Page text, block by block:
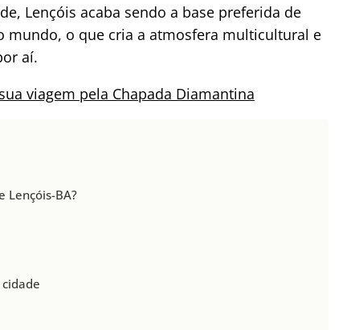
Lençóis acaba sendo a base preferida de
mundo, o que cria a atmosfera multicultural e
aí.
viagem pela Chapada Diamantina
Lençóis-BA?